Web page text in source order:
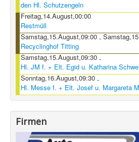
den Hl. Schutzengeln
Freitag,14.August,00:00
Restmüll
Samstag,15.August,09:00 -
Recyclinghof Titting
Samstag,15.August,09:30 -
Hl. JM f. + Elt. Egid u. Katharina
Sonntag,16.August,09:30 -
Hl. Messe f. + Elt. Josef u. Margareta
Firmen